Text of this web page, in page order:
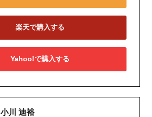
楽天で購入する
Yahoo!で購入する
小川 迪裕